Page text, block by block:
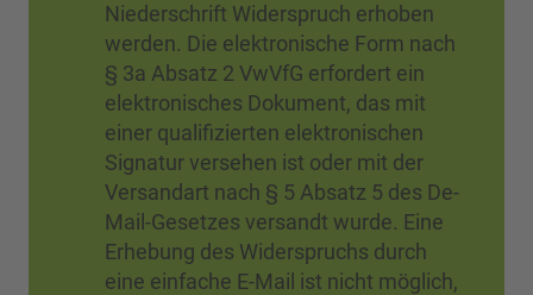
Niederschrift Widerspruch erhoben
werden. Die elektronische Form nach
§ 3a Absatz 2 VwVfG erfordert ein
elektronisches Dokument, das mit
einer qualifizierten elektronischen
Signatur versehen ist oder mit der
Versandart nach § 5 Absatz 5 des De-
Mail-Gesetzes versandt wurde. Eine
Erhebung des Widerspruchs durch
eine einfache E-Mail ist nicht möglich,